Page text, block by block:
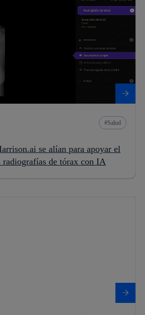
Salud
se alían para apoyar el
radiografías de tórax con IA